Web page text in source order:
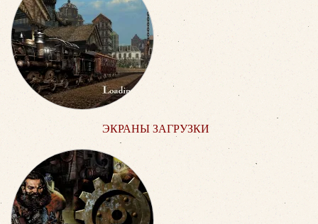
ЭКРАНЫ ЗАГРУЗКИ